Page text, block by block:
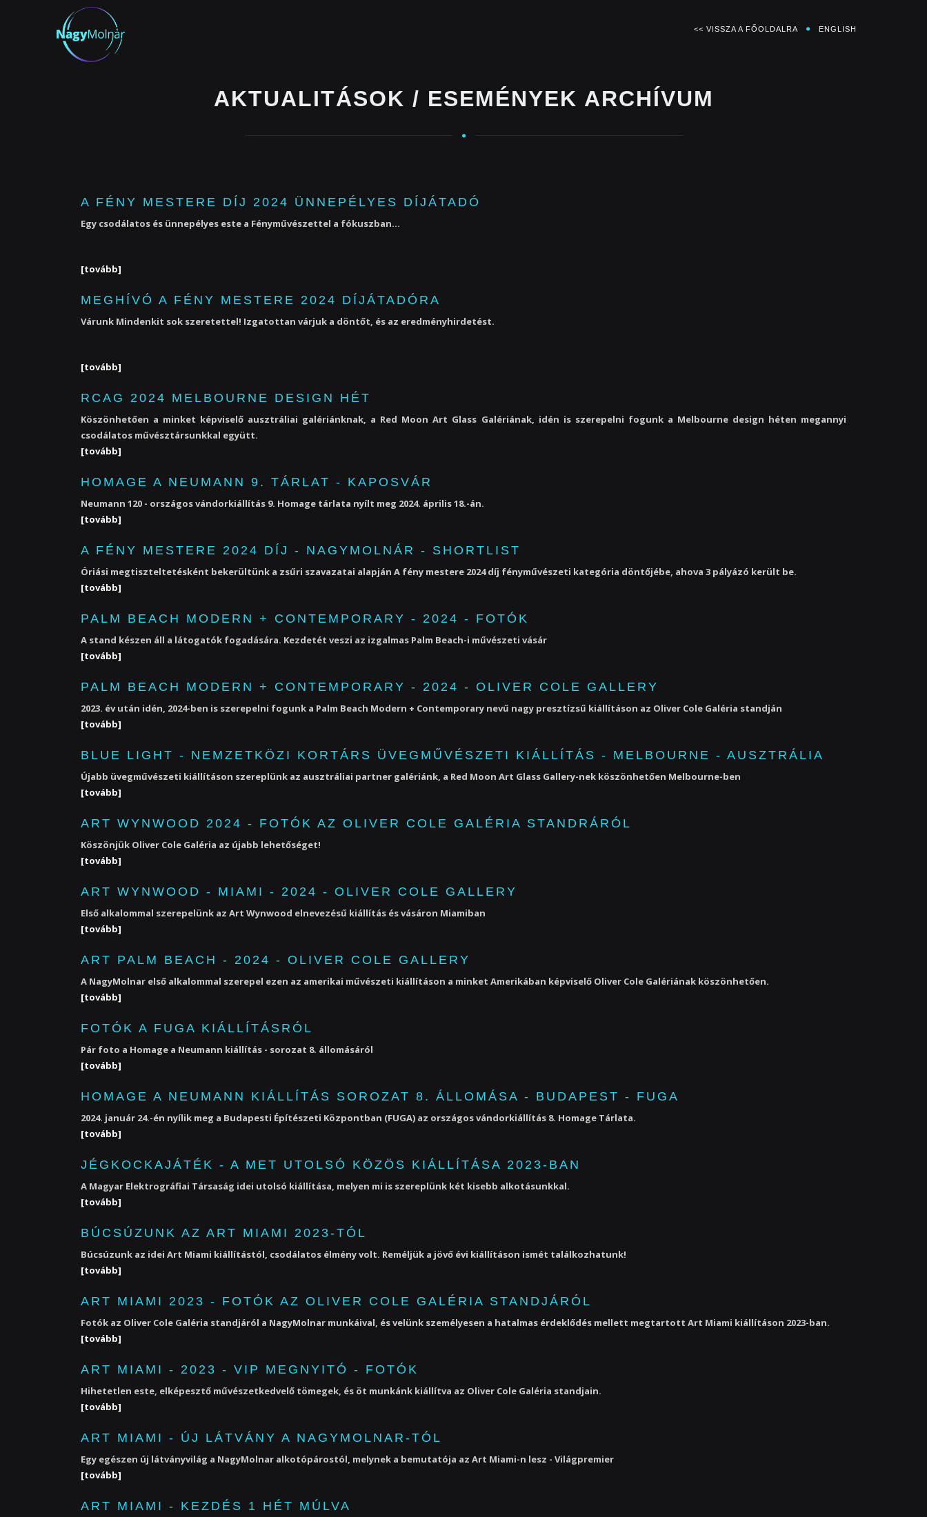
<< VISSZA A FŐOLDALRA ENGLISH
AKTUALITÁSOK / ESEMÉNYEK ARCHÍVUM
A FÉNY MESTERE DÍJ 2024 ÜNNEPÉLYES DÍJÁTADÓ
Egy csodálatos és ünnepélyes este a Fényművészettel a fókuszban...
[tovább]
MEGHÍVÓ A FÉNY MESTERE 2024 DÍJÁTADÓRA
Várunk Mindenkit sok szeretettel! Izgatottan várjuk a döntőt, és az eredményhirdetést.
[tovább]
RCAG 2024 MELBOURNE DESIGN HÉT
Köszönhetően a minket képviselő ausztráliai galériánknak, a Red Moon Art Glass Galériának, idén is szerepelni fogunk a Melbourne design héten megannyi
csodálatos művésztársunkkal együtt.
[tovább]
HOMAGE A NEUMANN 9. TÁRLAT - KAPOSVÁR
Neumann 120 - országos vándorkiállítás 9. Homage tárlata nyílt meg 2024. április 18.-án.
[tovább]
A FÉNY MESTERE 2024 DÍJ - NAGYMOLNÁR - SHORTLIST
Óriási megtiszteltetésként bekerültünk a zsűri szavazatai alapján A fény mestere 2024 díj fényművészeti kategória döntőjébe, ahova 3 pályázó került be.
[tovább]
PALM BEACH MODERN + CONTEMPORARY - 2024 - FOTÓK
A stand készen áll a látogatók fogadására. Kezdetét veszi az izgalmas Palm Beach-i művészeti vásár
[tovább]
PALM BEACH MODERN + CONTEMPORARY - 2024 - OLIVER COLE GALLERY
2023. év után idén, 2024-ben is szerepelni fogunk a Palm Beach Modern + Contemporary nevű nagy presztízsű kiállításon az Oliver Cole Galéria standján
[tovább]
BLUE LIGHT - NEMZETKÖZI KORTÁRS ÜVEGMŰVÉSZETI KIÁLLÍTÁS - MELBOURNE - AUSZTRÁLIA
Újabb üvegművészeti kiállításon szereplünk az ausztráliai partner galériánk, a Red Moon Art Glass Gallery-nek köszönhetően Melbourne-ben
[tovább]
ART WYNWOOD 2024 - FOTÓK AZ OLIVER COLE GALÉRIA STANDRÁRÓL
Köszönjük Oliver Cole Galéria az újabb lehetőséget!
[tovább]
ART WYNWOOD - MIAMI - 2024 - OLIVER COLE GALLERY
Első alkalommal szerepelünk az Art Wynwood elnevezésű kiállítás és vásáron Miamiban
[tovább]
ART PALM BEACH - 2024 - OLIVER COLE GALLERY
A NagyMolnar első alkalommal szerepel ezen az amerikai művészeti kiállításon a minket Amerikában képviselő Oliver Cole Galériának köszönhetően.
[tovább]
FOTÓK A FUGA KIÁLLÍTÁSRÓL
Pár foto a Homage a Neumann kiállítás - sorozat 8. állomásáról
[tovább]
HOMAGE A NEUMANN KIÁLLÍTÁS SOROZAT 8. ÁLLOMÁSA - BUDAPEST - FUGA
2024. január 24.-én nyílik meg a Budapesti Építészeti Központban (FUGA) az országos vándorkiállítás 8. Homage Tárlata.
[tovább]
JÉGKOCKAJÁTÉK - A MET UTOLSÓ KÖZÖS KIÁLLÍTÁSA 2023-BAN
A Magyar Elektrográfiai Társaság idei utolsó kiállítása, melyen mi is szereplünk két kisebb alkotásunkkal.
[tovább]
BÚCSÚZUNK AZ ART MIAMI 2023-TÓL
Búcsúzunk az idei Art Miami kiállítástól, csodálatos élmény volt. Reméljük a jövő évi kiállításon ismét találkozhatunk!
[tovább]
ART MIAMI 2023 - FOTÓK AZ OLIVER COLE GALÉRIA STANDJÁRÓL
Fotók az Oliver Cole Galéria standjáról a NagyMolnar munkáival, és velünk személyesen a hatalmas érdeklődés mellett megtartott Art Miami kiállításon 2023-ban.
[tovább]
ART MIAMI - 2023 - VIP MEGNYITÓ - FOTÓK
Hihetetlen este, elképesztő művészetkedvelő tömegek, és öt munkánk kiállítva az Oliver Cole Galéria standjain.
[tovább]
ART MIAMI - ÚJ LÁTVÁNY A NAGYMOLNAR-TÓL
Egy egészen új látványvilág a NagyMolnar alkotópárostól, melynek a bemutatója az Art Miami-n lesz - Világpremier
[tovább]
ART MIAMI - KEZDÉS 1 HÉT MÚLVA